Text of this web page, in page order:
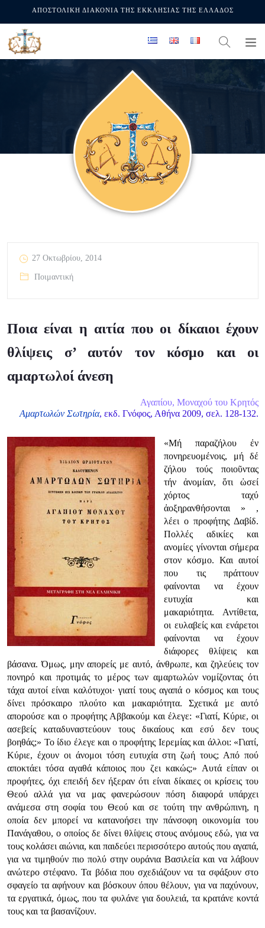
ΑΠΟΣΤΟΛΙΚΗ ΔΙΑΚΟΝΙΑ ΤΗΣ ΕΚΚΛΗΣΙΑΣ ΤΗΣ ΕΛΛΑΔΟΣ
27 Οκτωβρίου, 2014
Ποιμαντική
Ποια είναι η αιτία που οι δίκαιοι έχουν
θλίψεις σ’ αυτόν τον κόσμο και οι
αμαρτωλοί άνεση
Αγαπίου, Μοναχού του Κρητός
Αμαρτωλών Σωτηρία, εκδ. Γνόφος, Αθήνα 2009, σελ. 128-132.
«Μή παραζήλου ἐν
πονηρευομένοις, μή δέ
ζήλου τούς ποιοῦντας
τήν ἀνομίαν, ὅτι ὡσεί
χόρτος ταχύ
ἀοξηρανθήσονται » ,
λέει ο προφήτης Δαβίδ.
Πολλές αδικίες και
ανομίες γίνονται σήμερα
στον κόσμο. Και αυτοί
που τις πράττουν
φαίνονται να έχουν
ευτυχία και
μακαριότητα. Αντίθετα,
οι ευλαβείς και ενάρετοι
φαίνονται να έχουν
διάφορες θλίψεις και
βάσανα. Όμως, μην απορείς με αυτό, άνθρωπε, και ζηλεύεις τον
πονηρό και προτιμάς το μέρος των αμαρτωλών νομίζοντας ότι
τάχα αυτοί είναι καλότυχοι· γιατί τους αγαπά ο κόσμος και τους
δίνει πρόσκαιρο πλούτο και μακαριότητα. Σχετικά με αυτό
απορούσε και ο προφήτης Αββακούμ και έλεγε: «Γιατί, Κύριε, οι
ασεβείς καταδυναστεύουν τους δικαίους και εσύ δεν τους
βοηθάς;» Το ίδιο έλεγε και ο προφήτης Ιερεμίας και άλλοι: «Γιατί,
Κύριε, έχουν οι άνομοι τόση ευτυχία στη ζωή τους; Από πού
αποκτάει τόσα αγαθά κάποιος που ζει κακώς;» Αυτά είπαν οι
προφήτες, όχι επειδή δεν ήξεραν ότι είναι δίκαιες οι κρίσεις του
Θεού αλλά για να μας φανερώσουν πόση διαφορά υπάρχει
ανάμεσα στη σοφία του Θεού και σε τούτη την ανθρώπινη, η
οποία δεν μπορεί να κατανοήσει την πάνσοφη οικονομία του
Πανάγαθου, ο οποίος δε δίνει θλίψεις στους ανόμους εδώ, για να
τους κολάσει αιώνια, και παιδεύει περισσότερο αυτούς που αγαπά,
για να τιμηθούν πιο πολύ στην ουράνια Βασιλεία και να λάβουν
ανώτερο στέφανο. Τα βόδια που σχεδιάζουν να τα σφάξουν στο
σφαγείο τα αφήνουν και βόσκουν όπου θέλουν, για να παχύνουν,
τα εργατικά, όμως, που τα φυλάνε για δουλειά, τα κρατάνε κοντά
τους και τα βασανίζουν.